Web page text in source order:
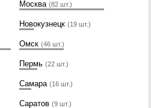
Москва (82 шт.)
Новокузнецк (19 шт.)
Омск (46 шт.)
Пермь (22 шт.)
Самара (16 шт.)
Саратов (9 шт.)